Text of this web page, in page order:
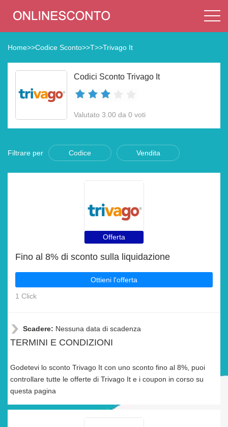
Home>>Codice Sconto>>T>>Trivago It
Codici Sconto Trivago It
Valutato 3.00 da 0 voti
Filtrare per Codice Vendita
Offerta
Fino al 8% di sconto sulla liquidazione
Ottieni l'offerta
1 Click
Scadere: Nessuna data di scadenza
TERMINI E CONDIZIONI
Godetevi lo sconto Trivago It con uno sconto fino al 8%, puoi
controllare tutte le offerte di Trivago It e i coupon in corso su
questa pagina